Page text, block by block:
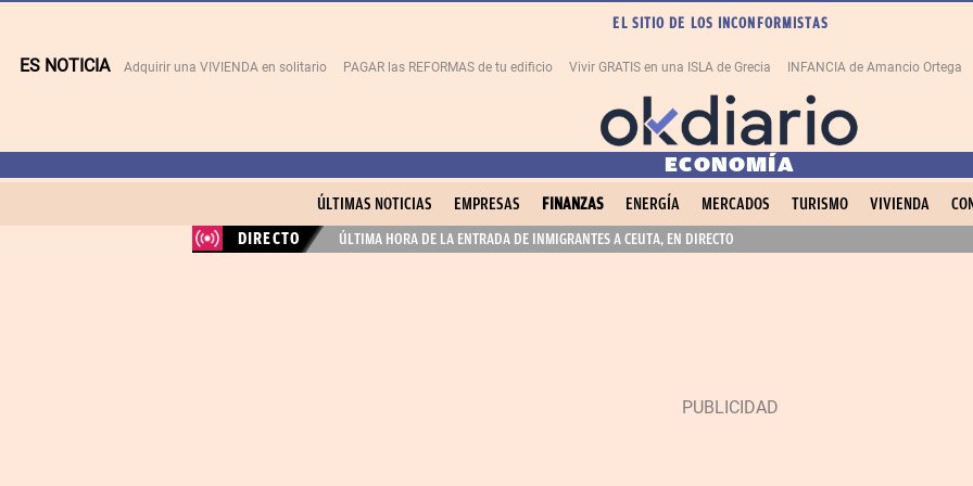
EL SITIO DE LOS INCONFORMISTAS
ES NOTICIA Adquirir una VIVIENDA en solitario PAGAR las REFORMAS de tu edificio Vivir GRATIS en una ISLA de Grecia INFANCIA de Amancio Ortega
ECONOMÍA
ÚLTIMAS NOTICIAS EMPRESAS FINANZAS ENERGÍA MERCADOS TURISMO VIVIENDA
DIRECTO
ÚLTIMA HORA DE LA ENTRADA DE INMIGRANTES A CEUTA, EN DIRECTO